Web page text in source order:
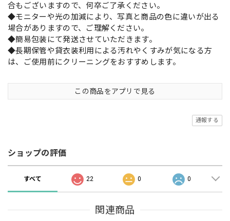
合もございますので、何卒ご了承ください。
◆モニターや光の加減により、写真と商品の色に違いが出る
場合がありますので、ご理解ください。
◆簡易包装にて発送させていただきます。
◆長期保管や貸衣装利用による汚れやくすみが気になる方
は、ご使用前にクリーニングをおすすめします。
この商品をアプリで見る
通報する
ショップの評価
すべて 22 0 0
関連商品